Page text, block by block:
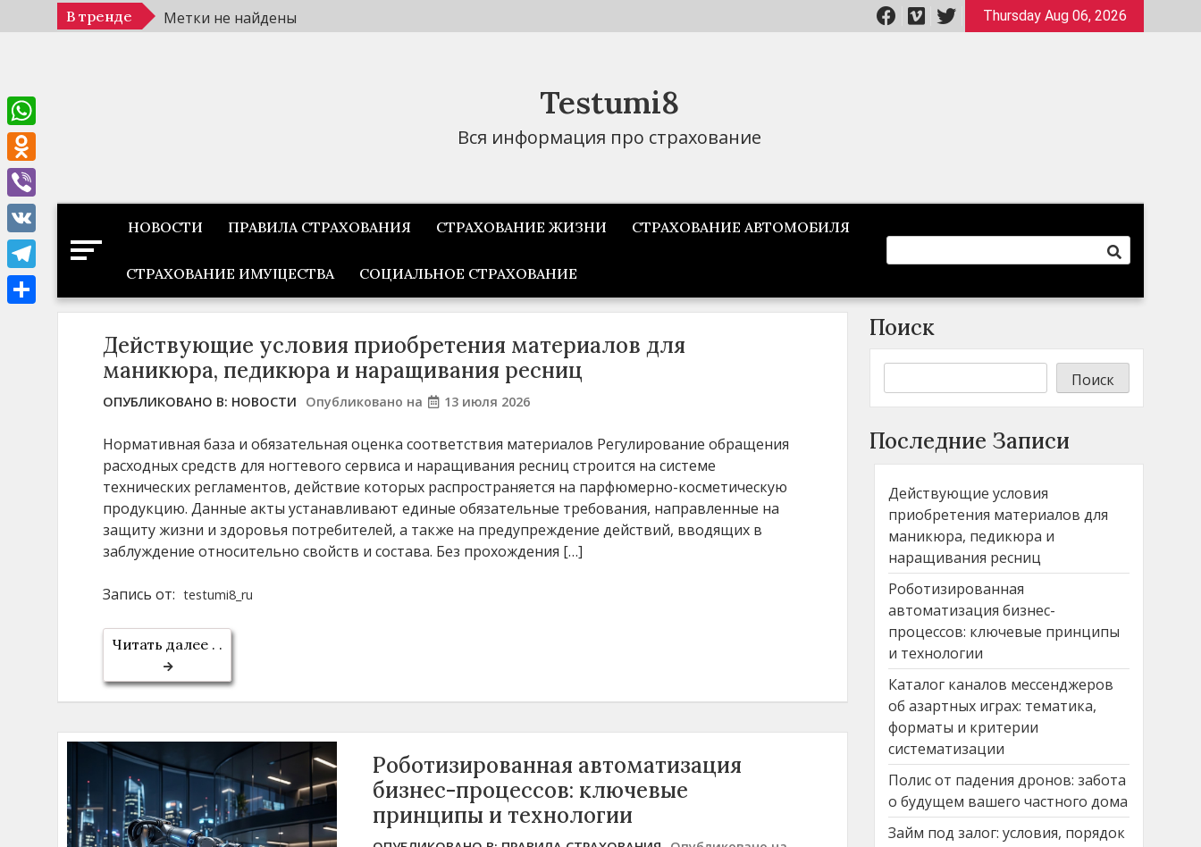
к
В тренде Метки не найдены Thursday Aug 06, 2026
Testumi8
Вся информация про страхование
НОВОСТИ ПРАВИЛА СТРАХОВАНИЯ СТРАХОВАНИЕ ЖИЗНИ СТРАХОВАНИЕ АВТОМОБИЛЯ
СТРАХОВАНИЕ ИМУЩЕСТВА СОЦИАЛЬНОЕ СТРАХОВАНИЕ
Действующие условия приобретения материалов для
маникюра, педикюра и наращивания ресниц
ОПУБЛИКОВАНО В: НОВОСТИ Опубликовано на 13 июля 2026
Нормативная база и обязательная оценка соответствия материалов Регулирование обращения
расходных средств для ногтевого сервиса и наращивания ресниц строится на системе
технических регламентов, действие которых распространяется на парфюмерно-косметическую
продукцию. Данные акты устанавливают единые обязательные требования, направленные на
защиту жизни и здоровья потребителей, а также на предупреждение действий, вводящих в
заблуждение относительно свойств и состава. Без прохождения […]
Запись от: testumi8_ru
Читать далее . .
Роботизированная автоматизация
бизнес-процессов: ключевые
принципы и технологии
Поиск
Поиск
Последние Записи
Действующие условия
приобретения материалов для
маникюра, педикюра и
наращивания ресниц
Роботизированная
автоматизация бизнес-
процессов: ключевые принципы
и технологии
Каталог каналов мессенджеров
об азартных играх: тематика,
форматы и критерии
систематизации
Полис от падения дронов: забота
о будущем вашего частного дома
Займ под залог: условия, порядок
WhatsApp
Odnoklassniki
Viber
VK
Telegram
Отправить